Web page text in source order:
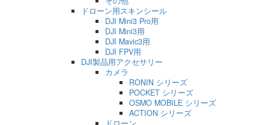
ドローン用スキンシール
DJI Mini3 Pro用
DJI Mini3用
DJI Mavic3用
DJI FPV用
DJI製品用アクセサリー
カメラ
RONIN シリーズ
POCKET シリーズ
OSMO MOBILE シリーズ
ACTION シリーズ